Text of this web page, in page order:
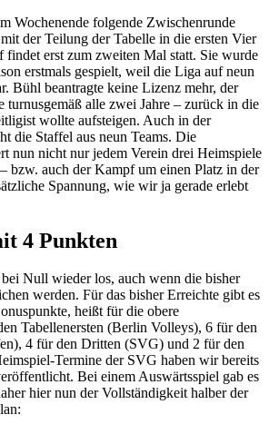
Wochenende folgende Zwischenrunde
der Teilung der Tabelle in die ersten Vier
findet erst zum zweiten Mal statt. Sie wurde
erstmals gespielt, weil die Liga auf neun
Bühl beantragte keine Lizenz mehr, der
alle zwei Jahre – zurück in die
wollte aufsteigen. Auch in der
die Staffel aus neun Teams. Die
nun nicht nur jedem Verein drei Heimspiele
bzw. auch der Kampf um einen Platz in der
Spannung, wie wir ja gerade erlebt
4 Punkten
Null wieder los, auch wenn die bisher
werden. Für das bisher Erreichte gibt es
heißt für die obere
Tabellenersten (Berlin Volleys), 6 für den
4 für den Dritten (SVG) und 2 für den
Termine der SVG haben wir bereits
Bei einem Auswärtsspiel gab es
hier nun der Vollständigkeit halber der